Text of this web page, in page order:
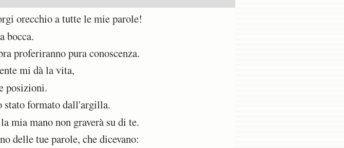
orecchio a tutte le mie parole!
bocca.
proferiranno pura conoscenza.
mi dà la vita,
posizioni.
stato formato dall'argilla.
mia mano non graverà su di te.
delle tue parole, che dicevano: